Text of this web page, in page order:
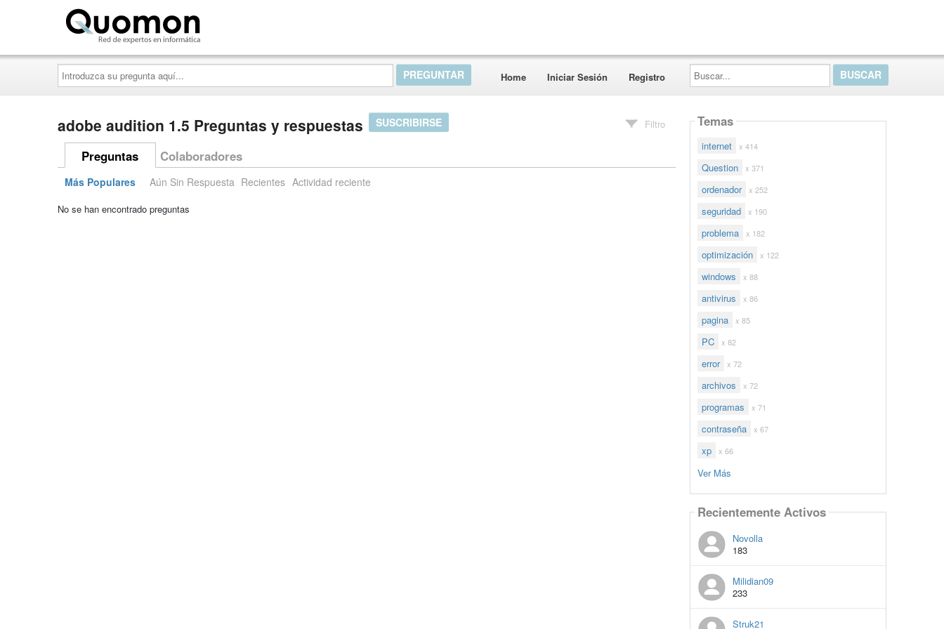
Introduzca
su
pregunta
aquí...
Home Iniciar Sesión Registro
Buscar...
adobe audition 1.5 Preguntas y respuestas SUSCRIBIRSE Filtro
Preguntas Colaboradores
Más Populares Aún Sin Respuesta Recientes Actividad reciente
No se han encontrado preguntas
Temas
internet x 414
Question x 371
ordenador x 252
seguridad x 190
problema x 182
optimización x 122
windows x 88
antivirus x 86
pagina x 85
PC x 82
error x 72
archivos x 72
programas x 71
contraseña x 67
xp x 66
Ver Más
Recientemente Activos
Novolla
183
Milidian09
233
Struk21